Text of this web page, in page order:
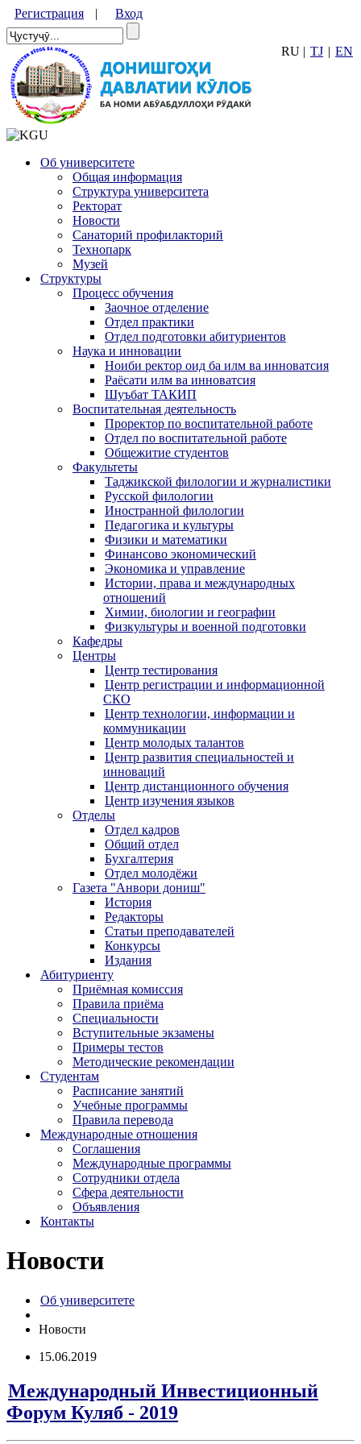
Регистрация | Вход
RU | TJ | EN
Об университете
Общая информация
Структура университета
Ректорат
Новости
Санаторий профилакторий
Технопарк
Музей
Структуры
Процесс обучения
Заочное отделение
Отдел практики
Отдел подготовки абитуриентов
Наука и инновации
Ноиби ректор оид ба илм ва инноватсия
Раёсати илм ва инноватсия
Шуъбат ТАКИП
Воспитательная деятельность
Проректор по воспитательной работе
Отдел по воспитательной работе
Общежитие студентов
Факультеты
Таджикской филологии и журналистики
Русской филологии
Иностранной филологии
Педагогика и культуры
Физики и математики
Финансово экономический
Экономика и управление
Истории, права и международных
отношений
Химии, биологии и географии
Физкультуры и военной подготовки
Кафедры
Центры
Центр тестирования
Центр регистрации и информационной
СКО
Центр технологии, информации и
коммуникации
Центр молодых талантов
Центр развития специальностей и
инноваций
Центр дистанционного обучения
Центр изучения языков
Отделы
Отдел кадров
Общий отдел
Бухгалтерия
Отдел молодёжи
Газета "Анвори дониш"
История
Редакторы
Статьи преподавателей
Конкурсы
Издания
Абитуриенту
Приёмная комиссия
Правила приёма
Специальности
Вступительные экзамены
Примеры тестов
Методические рекомендации
Студентам
Расписание занятий
Учебные программы
Правила перевода
Международные отношения
Соглашения
Международные программы
Сотрудники отдела
Сфера деятельности
Объявления
Контакты
Новости
Об университете
Новости
15.06.2019
Международный Инвестиционный
Форум Куляб - 2019